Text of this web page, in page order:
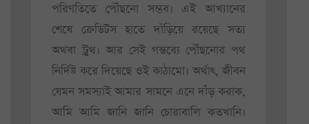
পরিণতিতে পৌঁছনো সম্ভব। এই আখ্যানের
শেষে ক্রেডিটস হাতে দাঁড়িয়ে রয়েছে সত্য
অথবা ট্রুথ। আর সেই গন্তব্যে পৌঁছনোর পথ
নির্দিষ্ট করে দিয়েছে ওই কাঠামো। অর্থাৎ, জীবন
যেমন সমস্যাই আমার সামনে এনে দাঁড় করাক,
আমি আমি জানি জানি চোরাবালি কতখানি।